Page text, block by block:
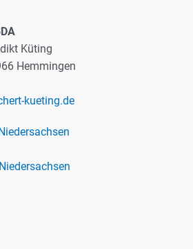
Küting
Hemmingen
kueting.de